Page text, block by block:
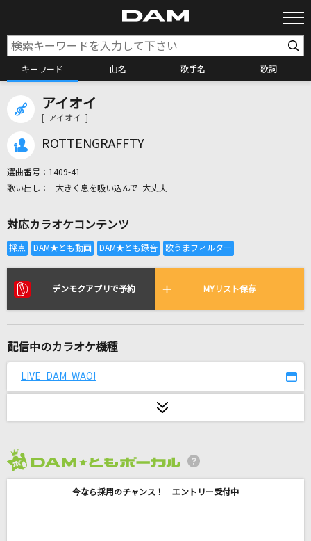
キーワード 曲名 歌手名 歌詞
全国りれき
リアルタイムで歌われている曲の一覧
ピースサイン
I(ビデオクリップバージョン)
アイオイ
[ アイオイ ]
ROTTENGRAFFTY
選曲番号： 1409-41
大きく息を吸い込んで 大丈夫
対応カラオケコンテンツ
デンモクアプリで予約 MYリスト保存
配信中のカラオケ機種
LIVE DAM WAO!
今なら採用のチャンス！ エントリー受付中